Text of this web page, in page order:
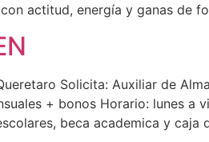
actitud, energía y ganas de
Solicita: Auxiliar de
+ bonos Horario: lunes
beca academica y caja